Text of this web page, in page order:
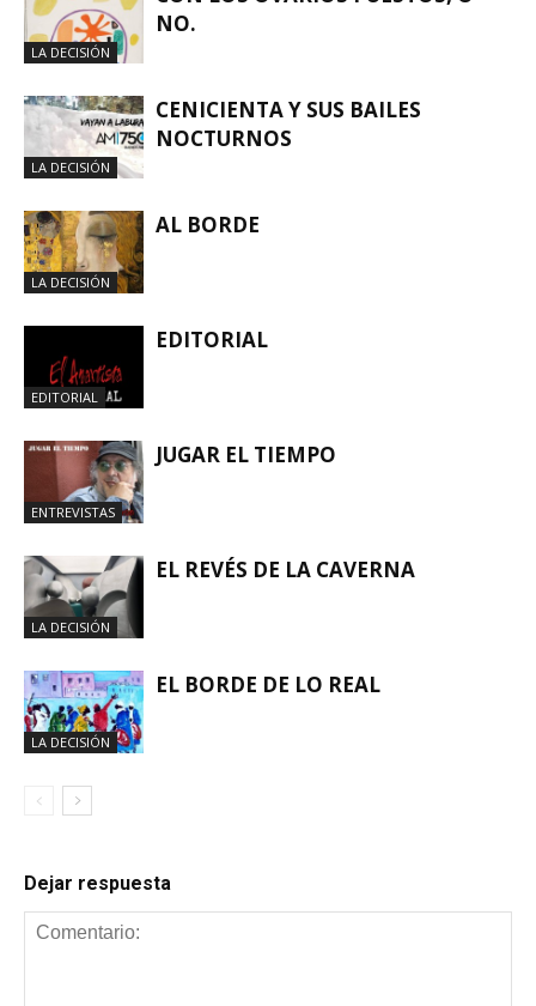
LA DECISIÓN
NO.
LA DECISIÓN
CENICIENTA Y SUS BAILES
NOCTURNOS
LA DECISIÓN
AL BORDE
EDITORIAL
EDITORIAL
ENTREVISTAS
JUGAR EL TIEMPO
LA DECISIÓN
EL REVÉS DE LA CAVERNA
LA DECISIÓN
EL BORDE DE LO REAL
Dejar respuesta